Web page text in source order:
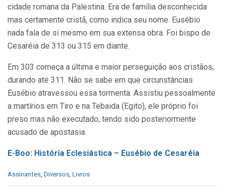
cidade romana da Palestina. Era de família desconhecida
mas certa­mente cristã, como indica seu nome. Eusébio
nada fala de si mesmo em sua extensa obra. Foi bispo de
Cesaréia de 313 ou 315 em diante.
Em 303 começa a última e maior perseguição aos cristãos,
durando até 311. Não se sabe em que circunstâncias
Eusébio atravessou essa tormenta. Assistiu pessoalmente
a martírios em Tiro e na Tebaida (Egito), ele próprio foi
preso mas não executa­do, tendo sido posteriormente
acusado de apostasia.
E-Boo: História Eclesiástica – Eusébio de Cesaréia
C
Assinantes Diversos Livros